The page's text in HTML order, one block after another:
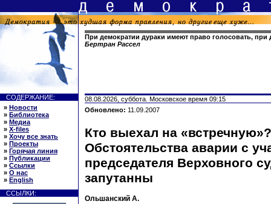
При демократии дураки имеют право голосовать, при
Бертран Рассел
СОДЕРЖАНИЕ:
» Новости
» Библиотека
» Медиа
» X-files
» Хочу все знать
» Проекты
» Горячая линия
» Публикации
» Ссылки
» О нас
» English
ССЫЛКИ:
08.08.2026, суббота. Московское время 09:15
Обновлено: 11.09.2007
Кто выехал на «встречную»?
Обстоятельства аварии с
председателя Верховного
запутанны
Ольшанский А.